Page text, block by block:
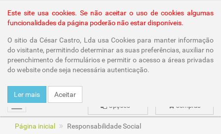
mudar Compras
Opções
Este site usa cookies. Se não aceitar o uso de cookies algumas
funcionalidades da página poderão não estar disponíveis.
O sitio da César Castro, Lda usa Cookies para manter informação
do visitante, permitindo determinar as suas preferências, auxiliar no
preenchimento de formulários e permitir o acesso a áreas privadas
do website onde seja necessária autenticação.
Ler mais Aceitar
Página inicial Responsabilidade Social